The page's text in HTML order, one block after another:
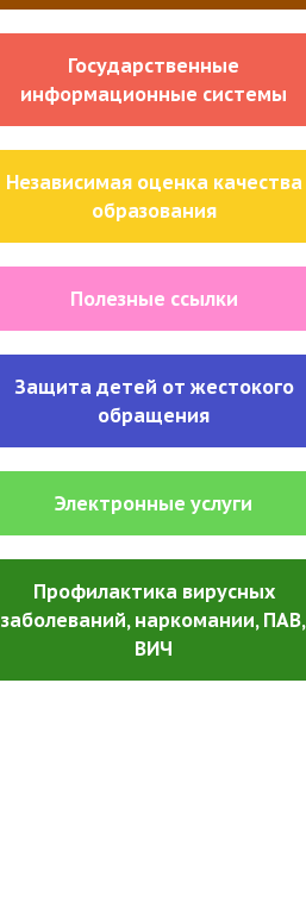
Государственные
информационные системы
Независимая оценка качества
образования
Полезные ссылки
Защита детей от жестокого
обращения
Электронные услуги
Профилактика вирусных
заболеваний, наркомании, ПАВ,
ВИЧ